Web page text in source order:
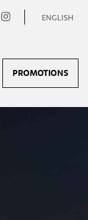
ENGLISH
PROMOTIONS